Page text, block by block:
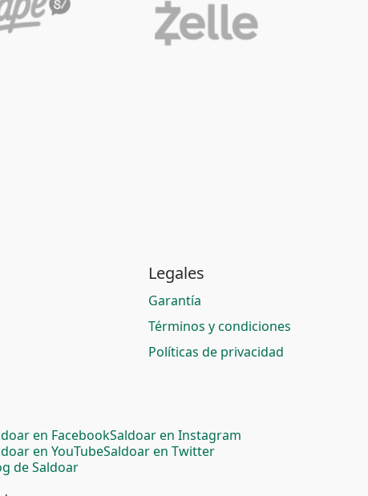
Legales
Garantía
Términos y condiciones
Políticas de privacidad
en FacebookSaldoar en Instagram
en YouTubeSaldoar en Twitter
de Saldoar